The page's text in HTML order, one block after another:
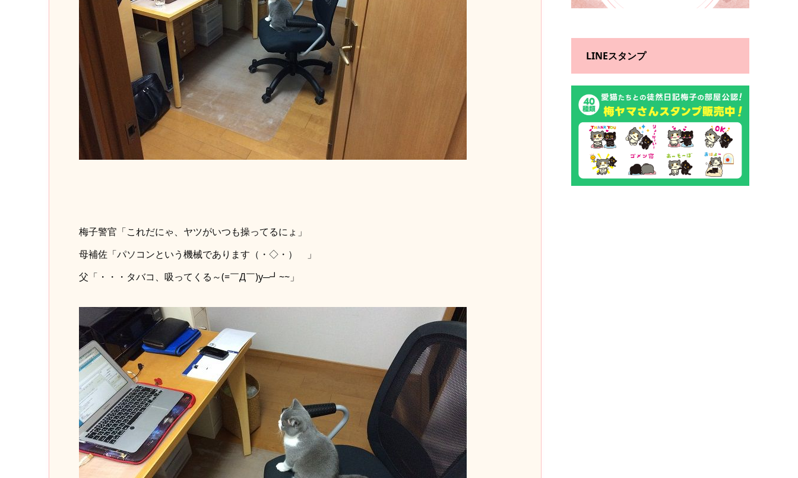
梅子警官「これだにゃ、ヤツがいつも操ってるにょ」
母補佐「パソコンという機械であります（・◇・）ゞ」
父「・・・タバコ、吸ってくる～(=￣Д￣)y─┛~~」
LINEスタンプ